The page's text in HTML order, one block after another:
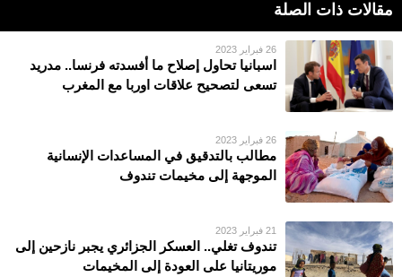
مقالات ذات الصلة
26 فبراير 2023
اسبانيا تحاول إصلاح ما أفسدته فرنسا.. مدريد
تسعى لتصحيح علاقات اوربا مع المغرب
26 فبراير 2023
مطالب بالتدقيق في المساعدات الإنسانية
الموجهة إلى مخيمات تندوف
21 فبراير 2023
تندوف تغلي.. العسكر الجزائري يجبر نازحين إلى
موريتانيا على العودة إلى المخيمات